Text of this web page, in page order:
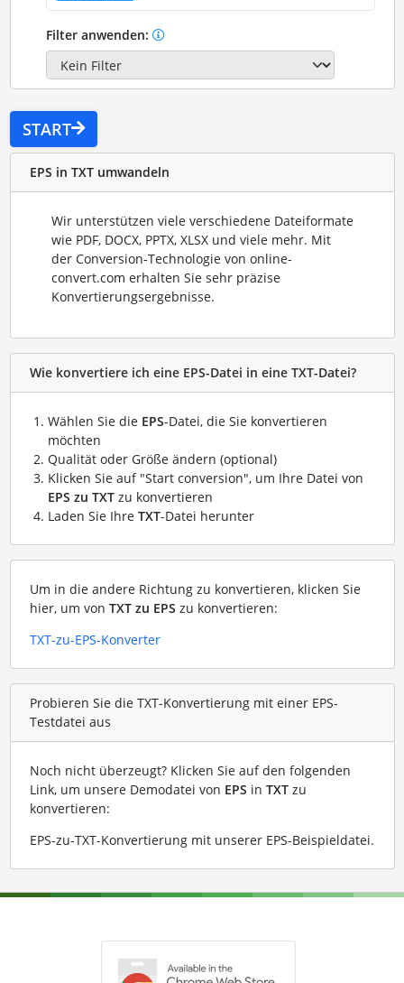
Filter anwenden:
START
EPS in TXT umwandeln
Wir unterstützen viele verschiedene Dateiformate
wie PDF, DOCX, PPTX, XLSX und viele mehr. Mit
der Conversion-Technologie von online-
convert.com erhalten Sie sehr präzise
Konvertierungsergebnisse.
Wie konvertiere ich eine EPS-Datei in eine TXT-Datei?
Wählen Sie die EPS-Datei, die Sie konvertieren
möchten
Qualität oder Größe ändern (optional)
Klicken Sie auf "Start conversion", um Ihre Datei von
EPS zu TXTzu konvertieren
Laden Sie Ihre TXT-Datei herunter
Um in die andere Richtung zu konvertieren, klicken Sie
hier, um von TXT zu EPS zu konvertieren:
TXT-zu-EPS-Konverter
Probieren Sie die TXT-Konvertierung mit einer EPS-
Testdatei aus
Noch nicht überzeugt? Klicken Sie auf den folgenden
Link, um unsere Demodatei von EPS in TXTzu
konvertieren:
EPS-zu-TXT-Konvertierung mit unserer EPS-Beispieldatei.